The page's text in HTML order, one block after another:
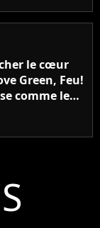
le cœur
Green, Feu!
comme le
de sa